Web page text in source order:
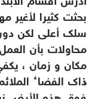
بحثت كثيرا لأغير
سلك أعلى لكن
محاولات بأن
مكان و زمان ،
ذاك الفضاء